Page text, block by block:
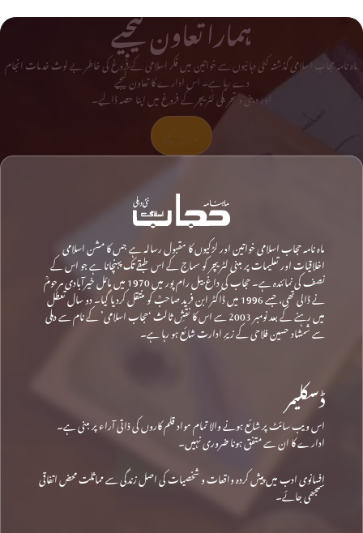
ہمارا تعاون کیجیے
ماہ نامہ حجاب اسلامی گذشتہ کئی دہائیوں سے خواتین میں فکر اسلامی کے فروغ کی خاطر بے لوث خدمات انجام
دے رہا ہے۔ اس ادارے کا تعاون کیجیے
اور دینی و تحریکی لٹریچر کے فروغ میں اپنا حصہ ڈالیے۔
ماہ نامہ حجاب اسلامی خواتین اور لڑکیوں کا مقبول رسالہ ہے جس کا مشن اسلامی
اخلاقیات اور تعلیمات پر مبنی لٹریچر کو سماج کے اس طبقے تک پہنچانا ہے جو اس کے
نصف کی نمائندہ ہے۔ حجاب کی داغ بیل رام پور میں 1970 میں مائل خیرآبادی مرحومؒ
نے ڈالی تھی، جسے 1996 میں ڈاکٹر ابن فرید صاحبؒ کو منتقل کردیا گیا۔ دو سال تعطل
میں رہنے کے بعد نومبر 2003 سے اس کا نقشِ ثالث ‘حجاب اسلامی’ کے نام سے دہلی
سے شمشاد حسین فلاحی کے زیرِ ادارت شائع ہو رہا ہے۔
ڈسکلیمر
اس ویب سائٹ پر شائع ہونے والا تمام مواد قلم کاروں کی ذاتی آراء پر مبنی ہے۔
ادارے کا ان سے متفق ہونا ضروری نہیں۔
افسانوی ادب میں پیش کردہ واقعات و شخصیات کی اصل زندگی سے مماثلت محض اتفاقی
سمجھی جائے۔